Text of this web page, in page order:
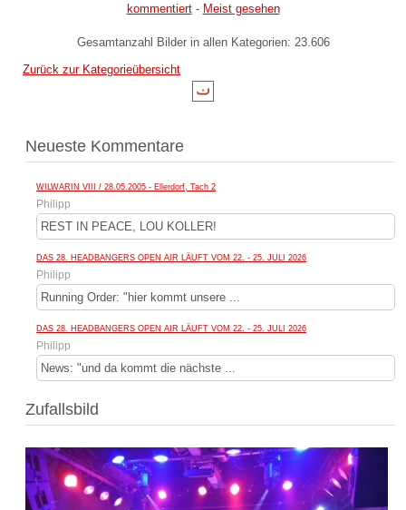
kommentiert- Meist gesehen
Gesamtanzahl Bilder in allen Kategorien: 23.606
Zurück zur Kategorieübersicht
Neueste Kommentare
WILWARIN VIII / 28.05.2005 - Ellerdorf, Tach 2
Philipp
REST IN PEACE, LOU KOLLER!
DAS 28. HEADBANGERS OPEN AIR LÄUFT VOM 22. - 25. JULI 2026
Philipp
Running Order: "hier kommt unsere ...
DAS 28. HEADBANGERS OPEN AIR LÄUFT VOM 22. - 25. JULI 2026
Philipp
News: "und da kommt die nächste ...
Zufallsbild